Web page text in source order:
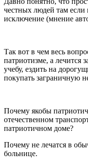
честных людей там если
исключение (мнение
Так вот в чем весь
патриотизме, а лечится
учебу, ездить на
покупать заграничную
Почему якобы
отечественном
патриотичном доме?
Почему не лечатся в
больнице.